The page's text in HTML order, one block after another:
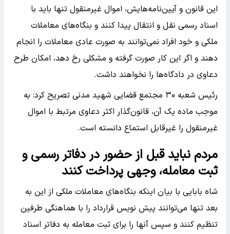
این قانون و آیین‌نامه‌هایش، اموال غیرمنقول تنها باید با
اسناد رسمی نقل و انتقال پیدا کنند و بنگاه‌های معاملات
ملکی و خود افراد نمی‌توانند به صورت عادی معاملات را انجام
دهند و اگر این کار صورت گرفته و مشکلی رخ دهد، امکان طرح
دعاوی در دادگاه‌ها را نخواهند داشت.
رئیس شعبه ۳۰ مجتمع قضایی شهید مدنی تصریح کرد: به
موجب ماده یک آن، قانون‌گذار اکثر دعاوی مرتبط با اموال
غیرمنقول را غیرقابل استماع دانسته است.
مردم نباید قبل از حضور در دفاتر رسمی و
ثبت معامله، وجهی پرداخت کنند
شاه بابایی با بیان اینکه بنگاه‌های معاملات ملکی از این به
بعد تنها می‌توانند پیش نویس قرارداد را با هماهنگی طرفین
تنظیم کنند و سپس آنها را برای ثبت معامله به دفاتر اسناد